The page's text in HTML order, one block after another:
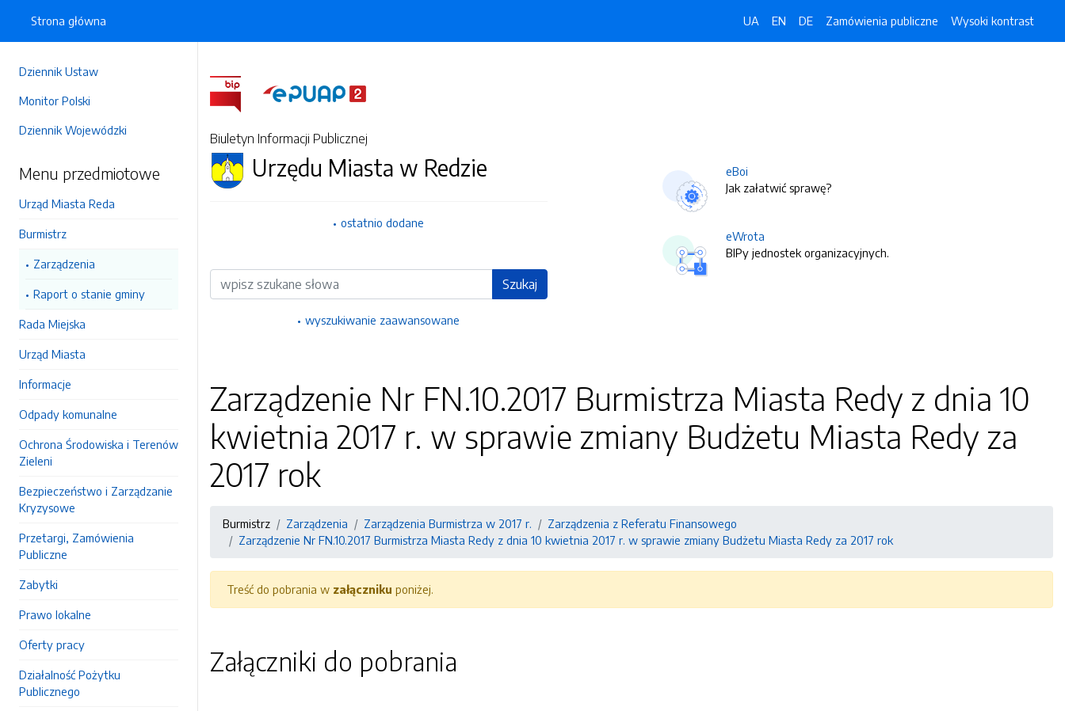
Dziennik Ustaw
Monitor Polski
Dziennik Wojewódzki
Menu przedmiotowe
Urząd Miasta Reda
Burmistrz
Zarządzenia
Raport o stanie gminy
Rada Miejska
Urząd Miasta
Informacje
Odpady komunalne
Ochrona Środowiska i Terenów
Zieleni
Bezpieczeństwo i Zarządzanie
Kryzysowe
Przetargi, Zamówienia
Publiczne
Zabytki
Prawo lokalne
Oferty pracy
Działalność Pożytku
Publicznego
Strona główna UA EN DE Zamówienia publiczne Wysoki kontrast
Biuletyn Informacji Publicznej
Urzędu Miasta w Redzie
ostatnio dodane
Wyszukiwarka Szukaj
wyszukiwanie zaawansowane
eBoi
Jak załatwić sprawę?
eWrota
BIPy jednostek organizacyjnych.
Zarządzenie Nr FN.10.2017 Burmistrza Miasta Redy z dnia 10
kwietnia 2017 r. w sprawie zmiany Budżetu Miasta Redy za
2017 rok
Burmistrz Zarządzenia Zarządzenia Burmistrza w 2017 r.
Zarządzenia z Referatu Finansowego
Zarządzenie Nr FN.10.2017 Burmistrza Miasta Redy z dnia 10 kwietnia 2017 r. w sprawie zmiany Budżetu Miasta Redy za 2017 rok
Treść do pobrania w załączniku poniżej.
Załączniki do pobrania